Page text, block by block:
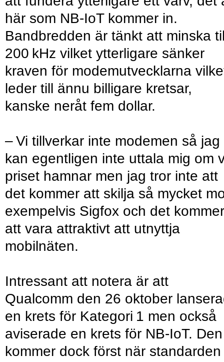
här som NB-IoT kommer in.
Bandbredden är tänkt att minska
200 kHz vilket ytterligare sänker
kraven för modemutvecklarna
leder till ännu billigare kretsar,
kanske neråt fem dollar.
– Vi tillverkar inte modemen så jag
kan egentligen inte uttala mig om
priset hamnar men jag tror inte att
det kommer att skilja så mycket
exempelvis Sigfox och det kommer
att vara attraktivt att utnyttja
mobilnäten.
Intressant att notera är att
Qualcomm den 26 oktober
en krets för Kategori 1 men också
aviserade en krets för NB-IoT. Den
kommer dock först när standarden